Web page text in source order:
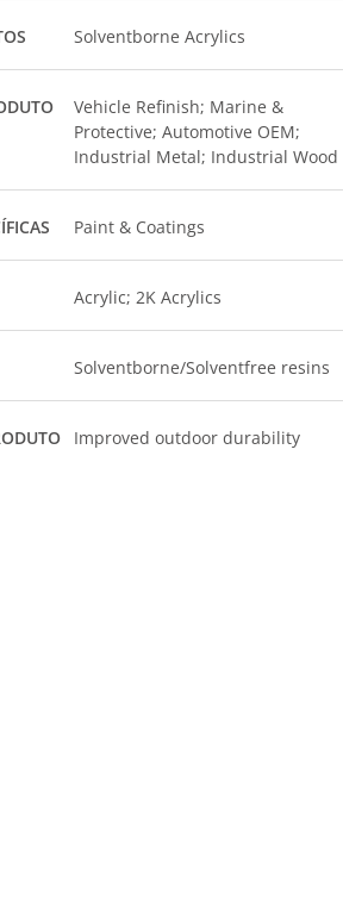
Solventborne Acrylics
Vehicle Refinish; Marine &
Protective; Automotive OEM;
Industrial Metal; Industrial Wood
Paint & Coatings
Acrylic; 2K Acrylics
Solventborne/Solventfree resins
Improved outdoor durability